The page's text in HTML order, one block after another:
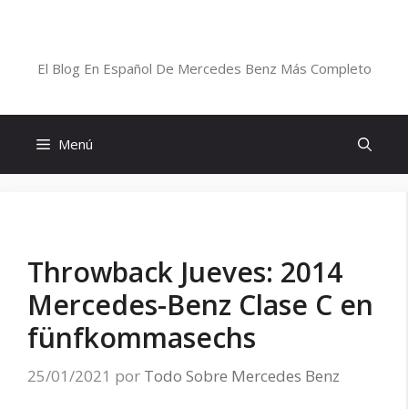
El Blog En Español De Mercedes Benz Más Completo
Menú
Throwback Jueves: 2014
Mercedes-Benz Clase C en
fünfkommasechs
25/01/2021 por Todo Sobre Mercedes Benz